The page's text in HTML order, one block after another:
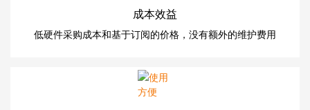
成本效益
低硬件采购成本和基于订阅的价格，没有额外的维护费用